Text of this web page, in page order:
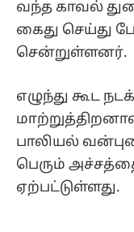
வந்த காவல்
கைது செய்து
சென்றுள்ளனர்.
எழுந்து கூட
பாலியல்
பெரும்
ஏற்பட்டுள்ளது.